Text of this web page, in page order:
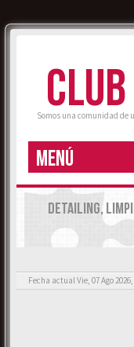
Somos una comunidad de
MENÚ
DETAILING,
Fecha actual Vie, 07 Ago